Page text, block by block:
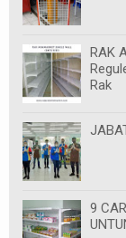
RAK
Rak
9